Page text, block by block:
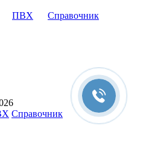
ПВХ Справочник
Справочник
Карта сайта
являются публичной офертой,